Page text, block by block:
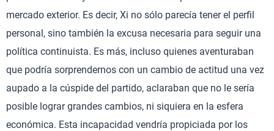
mercado exterior. Es decir, Xi no sólo parecía tener el perfil
personal, sino también la excusa necesaria para seguir una
política continuista. Es más, incluso quienes aventuraban
que podría sorprendernos con un cambio de actitud una vez
aupado a la cúspide del partido, aclaraban que no le sería
posible lograr grandes cambios, ni siquiera en la esfera
económica. Esta incapacidad vendría propiciada por los